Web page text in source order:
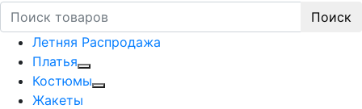
Поиск
Летняя Распродажа
Платья
Костюмы
Жакеты